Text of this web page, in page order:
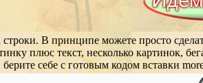
строки. В принципе можете просто
плюс текст, несколько картинок,
себе с готовым кодом вставки